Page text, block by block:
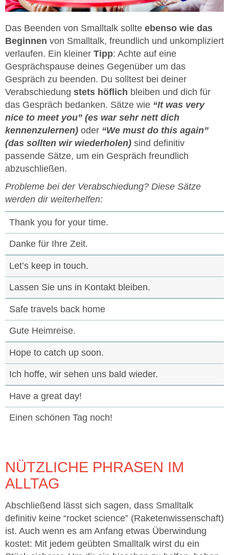
Das Beenden von Smalltalk sollte ebenso wie das
Beginnen von Smalltalk, freundlich und unkompliziert
verlaufen. Ein kleiner Tipp: Achte auf eine
Gesprächspause deines Gegenüber um das
Gespräch zu beenden. Du solltest bei deiner
Verabschiedung stets höflich bleiben und dich für
das Gespräch bedanken. Sätze wie “It was very
nice to meet you” (es war sehr nett dich
kennenzulernen) oder “We must do this again”
(das sollten wir wiederholen) sind definitiv
passende Sätze, um ein Gespräch freundlich
abzuschließen.
Probleme bei der Verabschiedung? Diese Sätze
werden dir weiterhelfen:
Thank you for your time.
Danke für Ihre Zeit.
Let’s keep in touch.
Lassen Sie uns in Kontakt bleiben.
Safe travels back home
Gute Heimreise.
Hope to catch up soon.
Ich hoffe, wir sehen uns bald wieder.
Have a great day!
Einen schönen Tag noch!
NÜTZLICHE PHRASEN IM
ALLTAG
Abschließend lässt sich sagen, dass Smalltalk
definitiv keine “rocket science” (Raketenwissenschaft)
ist. Auch wenn es am Anfang etwas Überwindung
kostet: Mit jedem geübten Smalltalk wirst du ein